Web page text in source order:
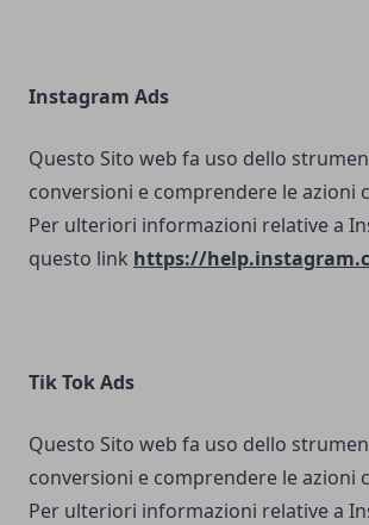
Instagram Ads
Questo Sito web fa uso dello
conversioni e comprendere le azioni
Per ulteriori informazioni relative a
questo link https://
Tik Tok Ads
Questo Sito web fa uso dello
conversioni e comprendere le azioni
Per ulteriori informazioni relative a